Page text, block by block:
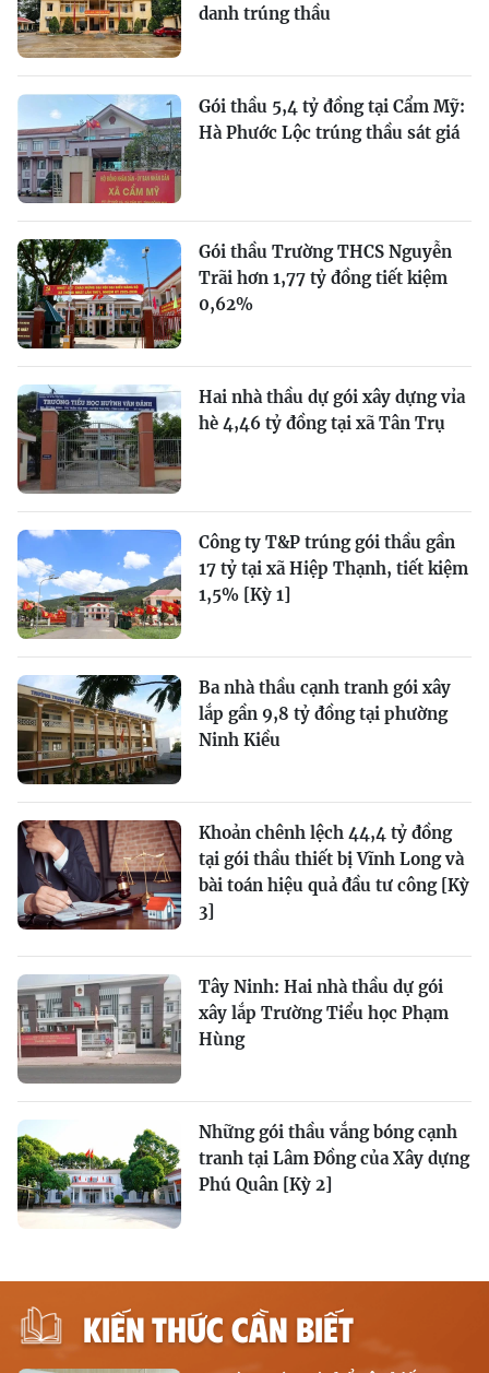
danh trúng thầu
Gói thầu 5,4 tỷ đồng tại Cẩm Mỹ:
Hà Phước Lộc trúng thầu sát giá
Gói thầu Trường THCS Nguyễn
Trãi hơn 1,77 tỷ đồng tiết kiệm
0,62%
Hai nhà thầu dự gói xây dựng vỉa
hè 4,46 tỷ đồng tại xã Tân Trụ
Công ty T&P trúng gói thầu gần
17 tỷ tại xã Hiệp Thạnh, tiết kiệm
1,5% [Kỳ 1]
Ba nhà thầu cạnh tranh gói xây
lắp gần 9,8 tỷ đồng tại phường
Ninh Kiều
Khoản chênh lệch 44,4 tỷ đồng
tại gói thầu thiết bị Vĩnh Long và
bài toán hiệu quả đầu tư công [Kỳ
3]
Tây Ninh: Hai nhà thầu dự gói
xây lắp Trường Tiểu học Phạm
Hùng
Những gói thầu vắng bóng cạnh
tranh tại Lâm Đồng của Xây dựng
Phú Quân [Kỳ 2]
KIẾN THỨC CẦN BIẾT